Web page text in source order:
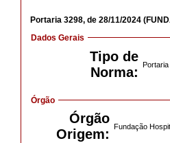
Portaria 3298, de 28/11/2024
Dados Gerais
Tipo de
Norma:
Portaria
Órgão
Órgão
Origem:
Fundação